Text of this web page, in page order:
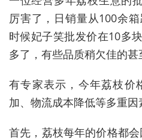
厉害了，日销量从100余
时候妃子笑批发价在10多
多了，有些品质稍欠佳的甚
有专家表示，今年荔枝价
加、物流成本降低等多重因
首先，荔枝每年的价格都